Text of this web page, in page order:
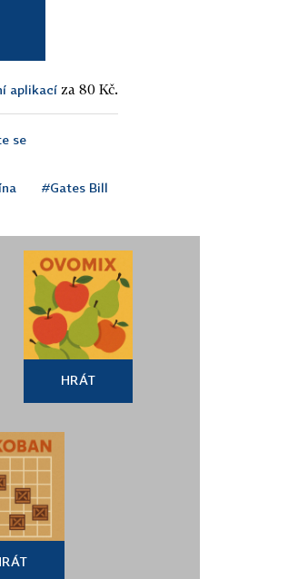
aplikací za 80 Kč.
se
#Gates Bill
HRÁT